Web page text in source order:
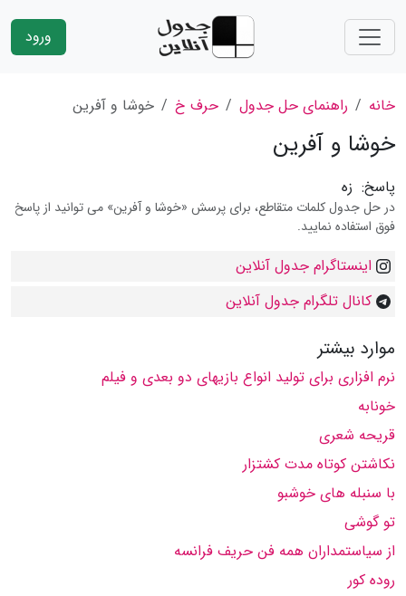
ورود
خانه راهنمای حل جدول حرف خ خوشا و آفرین
خوشا و آفرین
پاسخ: زه
در حل جدول کلمات متقاطع، برای پرسش «خوشا و آفرین» می توانید از پاسخ
فوق استفاده نمایید.
اینستاگرام جدول آنلاین
کانال تلگرام جدول آنلاین
موارد بیشتر
نرم افزاری برای تولید انواع بازیهای دو بعدی و فیلم
خونابه
قریحه شعری
نکاشتن کوتاه مدت کشتزار
با سنبله های خوشبو
تو گوشی
از سیاستمداران همه فن حریف فرانسه
روده کور